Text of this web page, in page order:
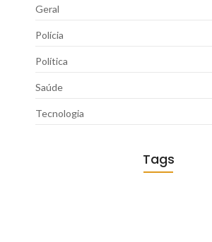
Geral
Polícia
Política
Saúde
Tecnologia
Tags